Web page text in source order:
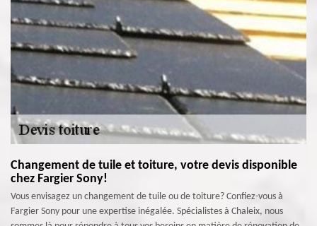
Changement de tuile et toiture, votre devis disponible
chez Fargier Sony!
Vous envisagez un changement de tuile ou de toiture? Confiez-vous à
Fargier Sony pour une expertise inégalée. Spécialistes à Chaleix, nous